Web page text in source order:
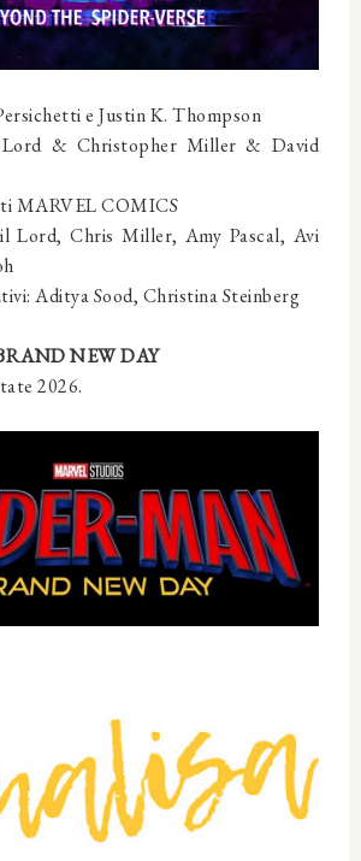
e Justin K. Thompson
& Christopher Miller & David
MARVEL COMICS
Lord, Chris Miller, Amy Pascal, Avi
Aditya Sood, Christina Steinberg
NEW DAY
2026.